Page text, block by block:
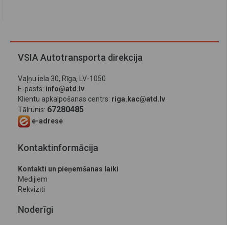
VSIA Autotransporta direkcija
Vaļņu iela 30, Rīga, LV-1050
E-pasts: info@atd.lv
Klientu apkalpošanas centrs: riga.kac@atd.lv
Tālrunis: 67280485
e-adrese
Kontaktinformācija
Kontakti un pieņemšanas laiki
Medijiem
Rekvizīti
Noderīgi